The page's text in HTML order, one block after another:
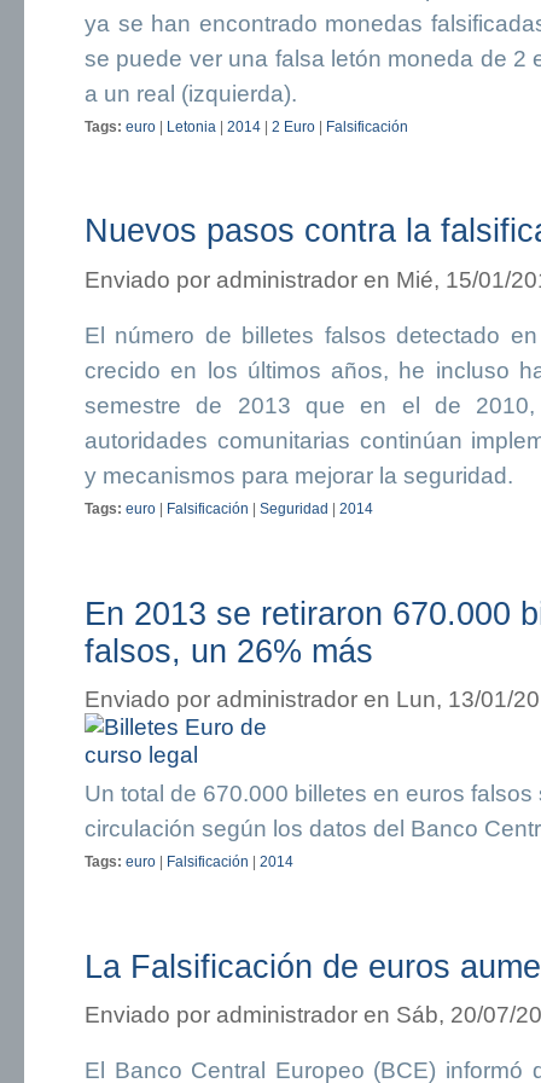
ya se han encontrado monedas
se puede ver una falsa letón moneda de 2
a un real (izquierda).
Tags: euro Letonia 2014 2 Euro Falsificación
Nuevos pasos contra la
Enviado por administrador en Mié, 15/01/
El número de billetes falsos detectado
crecido en los últimos años, he incluso
semestre de 2013 que en el de
autoridades comunitarias continúan
y mecanismos para mejorar la seguridad.
Tags: euro Falsificación Seguridad 2014
En 2013 se retiraron 670.000
falsos, un 26% más
Enviado por administrador en Lun, 13/01/
Un total de 670.000 billetes en euros falsos
circulación según los datos del Banco
Tags: euro Falsificación 2014
La Falsificación de euros
Enviado por administrador en Sáb, 20/07/
El Banco Central Europeo (BCE) informó